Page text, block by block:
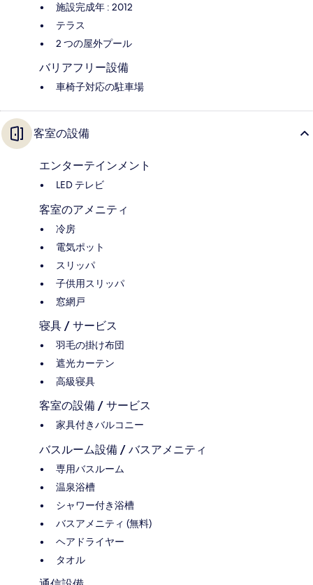
施設完成年 : 2012
テラス
2 つの屋外プール
バリアフリー設備
車椅子対応の駐車場
客室の設備
エンターテインメント
LED テレビ
客室のアメニティ
冷房
電気ポット
スリッパ
子供用スリッパ
窓網戸
寝具 / サービス
羽毛の掛け布団
遮光カーテン
高級寝具
客室の設備 / サービス
家具付きバルコニー
バスルーム設備 / バスアメニティ
専用バスルーム
温泉浴槽
シャワー付き浴槽
バスアメニティ (無料)
ヘアドライヤー
タオル